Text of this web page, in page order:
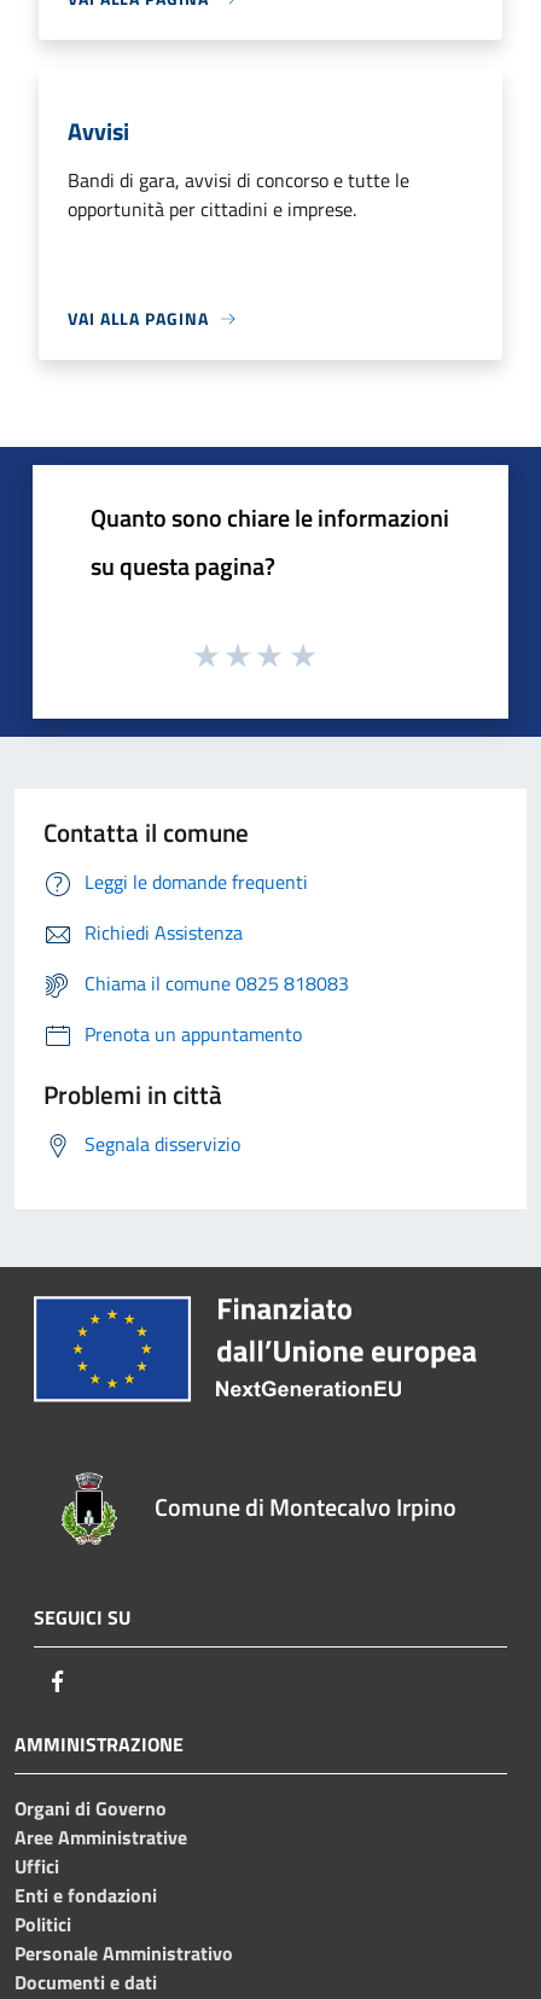
Avvisi
Bandi di gara, avvisi di concorso e tutte le
opportunità per cittadini e imprese.
VAI ALLA PAGINA
Quanto sono chiare le informazioni
su questa pagina?
Contatta il comune
Leggi le domande frequenti
Richiedi Assistenza
Chiama il comune 0825 818083
Prenota un appuntamento
Problemi in città
Segnala disservizio
Comune di Montecalvo Irpino
SEGUICI SU
AMMINISTRAZIONE
Organi di Governo
Aree Amministrative
Uffici
Enti e fondazioni
Politici
Personale Amministrativo
Documenti e dati